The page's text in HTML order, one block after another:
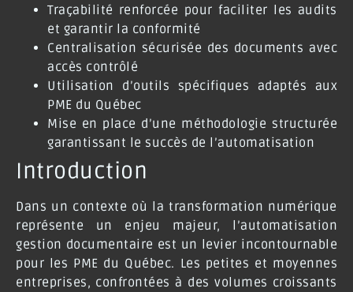
Traçabilité renforcée pour faciliter les audits
et garantir la conformité
Centralisation sécurisée des documents avec
accès contrôlé
Utilisation d’outils spécifiques adaptés aux
PME du Québec
Mise en place d’une méthodologie structurée
garantissant le succès de l’automatisation
Introduction
Dans un contexte où la transformation numérique
représente un enjeu majeur, l’automatisation
gestion documentaire est un levier incontournable
pour les PME du Québec. Les petites et moyennes
entreprises, confrontées à des volumes croissants